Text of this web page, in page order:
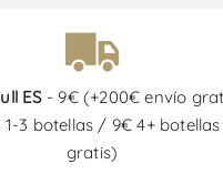
ES- 9€ (+200€ envío
1-3 botellas / 9€ 4+
gratis)